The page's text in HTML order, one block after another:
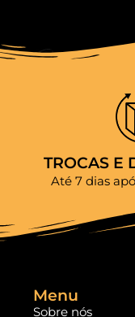
TROCAS E
Até 7 dias
Menu
Sobre nós